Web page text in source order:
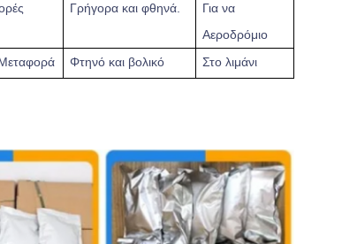
Γρήγορα και φθηνά.
Για να
Αεροδρόμιο
Φτηνό και βολικό Στο λιμάνι